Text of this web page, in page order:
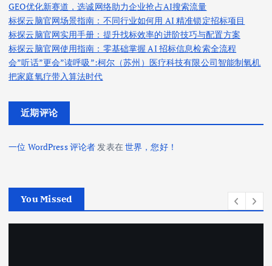
GEO优化新赛道，选诚网络助力企业抢占AI搜索流量
标探云脑官网场景指南：不同行业如何用 AI 精准锁定招标项目
标探云脑官网实用手册：提升找标效率的进阶技巧与配置方案
标探云脑官网使用指南：零基础掌握 AI 招标信息检索全流程
会”听话”更会”读呼吸”:柯尔（苏州）医疗科技有限公司智能制氧机
把家庭氧疗带入算法时代
近期评论
一位 WordPress 评论者发表在世界，您好！
You Missed